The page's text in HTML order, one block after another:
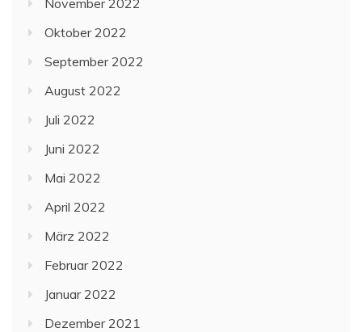
November 2022
Oktober 2022
September 2022
August 2022
Juli 2022
Juni 2022
Mai 2022
April 2022
März 2022
Februar 2022
Januar 2022
Dezember 2021